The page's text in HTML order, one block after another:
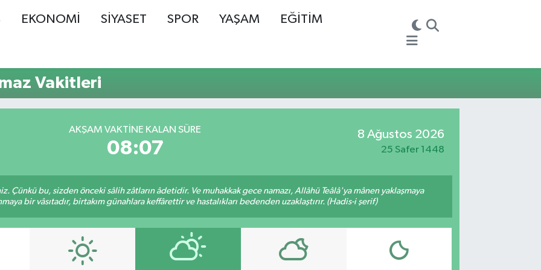
EKONOMİ SİYASET SPOR YAŞAM EĞİTİM
Vakitleri
AKŞAM VAKTINE KALAN SÜRE
08:06
8 Ağustos 2026
25 Safer 1448
Çünkü bu, sizden önceki sâlih zâtların âdetidir. Ve muhakkak gece namazı, Allâhü Teâlâ'ya mânen yaklaşmaya
bir vâsıtadır, birtakım günahlara keffârettir ve hastalıkları bedenden uzaklaştırır. (Hadis-i şerif)